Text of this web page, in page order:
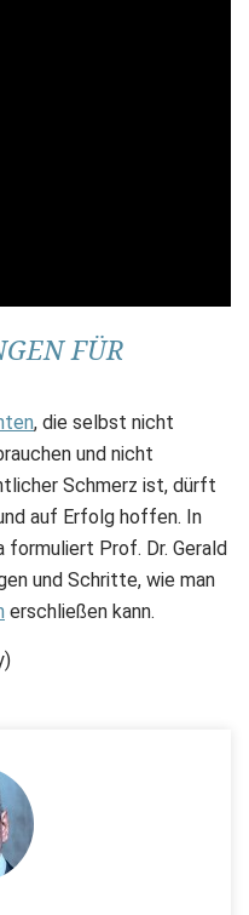
FÜR
, die selbst nicht
und nicht
Schmerz ist, dürft
auf Erfolg hoffen. In
Prof. Dr. Gerald
und Schritte, wie man
erschließen kann.